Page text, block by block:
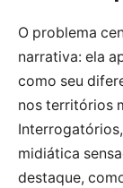
O problema
narrativa: ela
como seu
nos territórios
midiática
destaque,